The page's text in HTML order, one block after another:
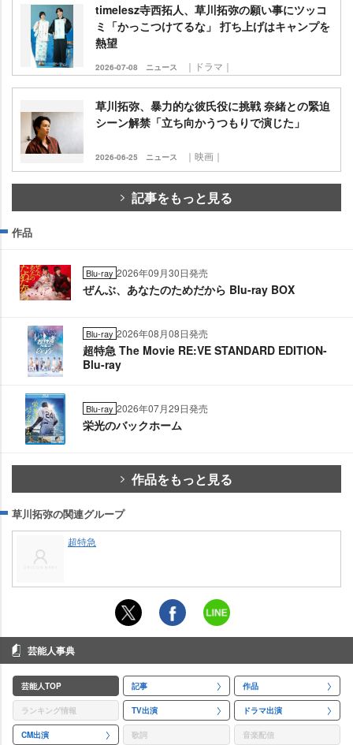
timelesz寺西拓人、草川拓弥の願い事にツッコ
ミ「かっこつけてるな」 打ち上げはキャンプを
熱望
2026-07-08 ニュース ｜ドラマ｜
草川拓弥、暴力的な彼氏役に挑戦 奈緒との緊迫
シーン解禁「立ち向かうつもりで演じた」
2026-06-25 ニュース ｜映画｜
記事をもっと見る
作品
Blu-ray 2026年09月30日発売
ぜんぶ、あなたのためだから Blu-ray BOX
Blu-ray 2026年08月08日発売
超特急 The Movie RE:VE STANDARD EDITION-
Blu-ray
Blu-ray 2026年07月29日発売
栄光のバックホーム
作品をもっと見る
草川拓弥の関連グループ
超特急
芸能人事典
芸能人TOP 記事 作品
ランキング情報 TV出演 ドラマ出演
CM出演 歌詞 音楽配信